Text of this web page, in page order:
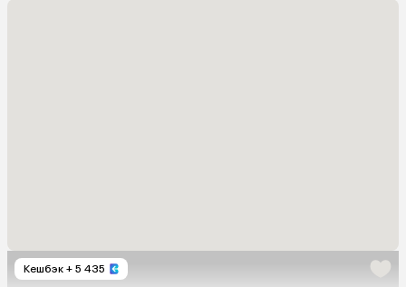
Кешбэк + 5 435